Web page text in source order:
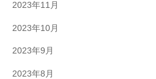
2023年11月
2023年10月
2023年9月
2023年8月